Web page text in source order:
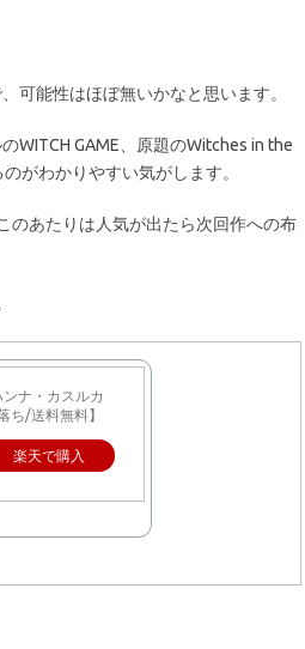
可能性はほぼ無いかなと思います。
WITCH GAME、原題のWitches in the
がわかりやすい気がします。
のあたりは人気が出たら次回作への布
ナ・カスルカ
ち/送料無料】
楽天で購入